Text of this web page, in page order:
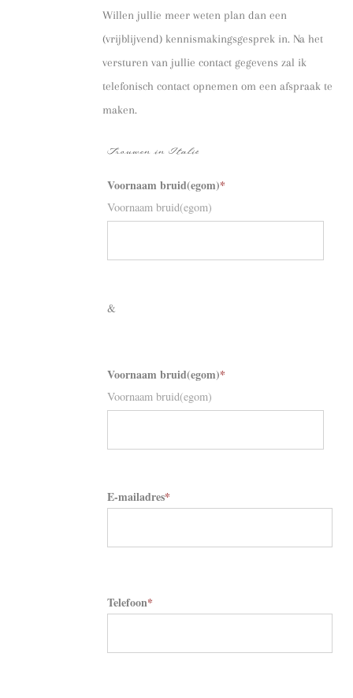
Willen jullie meer weten plan dan een
(vrijblijvend) kennismakingsgesprek in. Na het
versturen van jullie contact gegevens zal ik
telefonisch contact opnemen om een afspraak te
maken.
Trouwen in Italië
Voornaam bruid(egom)*
Voornaam bruid(egom)
&
Voornaam bruid(egom)*
Voornaam bruid(egom)
E-mailadres*
Telefoon*